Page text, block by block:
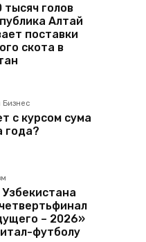
тысяч голов
Алтай
поставки
скота в
Бизнес
с курсом сума
года?
– 2026»
футболу